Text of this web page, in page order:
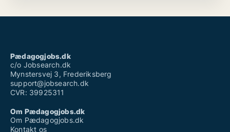
Pædagogjobs.dk
c/o Jobsearch.dk
Mynstersvej 3, Frederiksberg
support@jobsearch.dk
CVR: 39925311
Om Pædagogjobs.dk
Om Pædagogjobs.dk
Kontakt os